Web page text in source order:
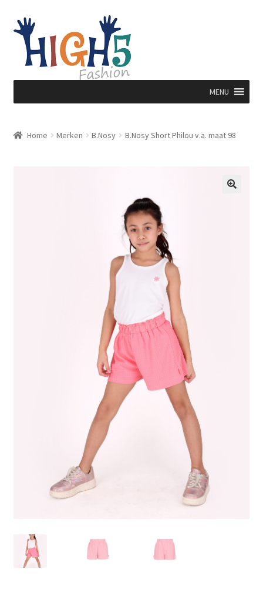
Ga
door
naar
navigatie
Ga
direct
naar
inhoud
MENU
Home Merken B.Nosy B.Nosy Short Philou v.a. maat 98